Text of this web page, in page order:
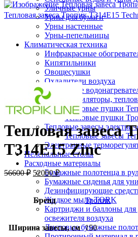
Уличные урны
Урны для бумаги
Урны настенные
Урны-пепельницы
Климатическая техника
Инфракрасные
Кипятильники
Овощесушки
Охладители воздуха
Проточные
Тепловентиляторы,
Тепловые пушки
Тепловые пушки
Тепловые завесы
Тепловые завесы
Электронные
Пеленальные столы
Расходные материалы
Бумажные полотенца в
Бумажные сиденья для
Дезинфицирующие
Жидкое мыло TORK
Картриджи и баллоны для
освежителя воздуха
Листовые бумажные
Тепловая завеса Тропик Т314Е15
-8%;процент скидки
Нажмите, чтобы увеличить
Тепловая завеса
Т314Е15 Zinc
56600₽ 52000₽
Бренд Тропик
Ширина завесы, см 150